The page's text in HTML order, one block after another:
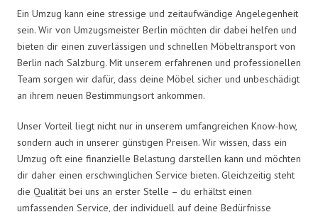
Ein Umzug kann eine stressige und zeitaufwändige Angelegenheit
sein. Wir von Umzugsmeister Berlin möchten dir dabei helfen und
bieten dir einen zuverlässigen und schnellen Möbeltransport von
Berlin nach Salzburg. Mit unserem erfahrenen und professionellen
Team sorgen wir dafür, dass deine Möbel sicher und unbeschädigt
an ihrem neuen Bestimmungsort ankommen.
Unser Vorteil liegt nicht nur in unserem umfangreichen Know-how,
sondern auch in unserer günstigen Preisen. Wir wissen, dass ein
Umzug oft eine finanzielle Belastung darstellen kann und möchten
dir daher einen erschwinglichen Service bieten. Gleichzeitig steht
die Qualität bei uns an erster Stelle – du erhältst einen
umfassenden Service, der individuell auf deine Bedürfnisse